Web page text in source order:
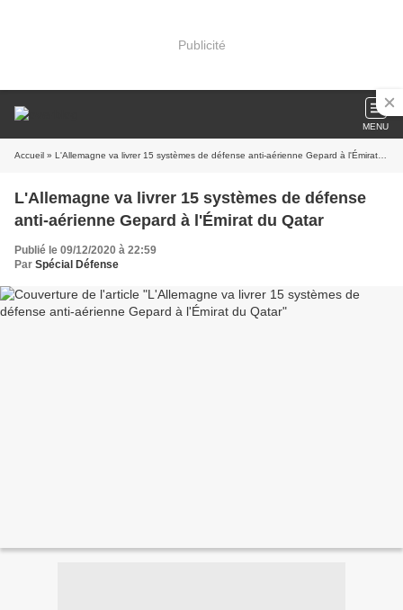
Publicité
MENU
Accueil » L'Allemagne va livrer 15 systèmes de défense anti-aérienne Gepard à l'Émirat du Qatar
L'Allemagne va livrer 15 systèmes de défense
anti-aérienne Gepard à l'Émirat du Qatar
Publié le 09/12/2020 à 22:59
Par Spécial Défense